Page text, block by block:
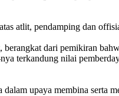
atlit, pendamping dan
dari pemikiran
terkandung nilai
upaya membina serta